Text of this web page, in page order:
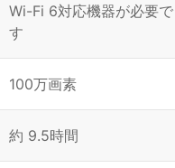
Wi-Fi 6対応機器が必要で
す
100万画素
約 9.5時間